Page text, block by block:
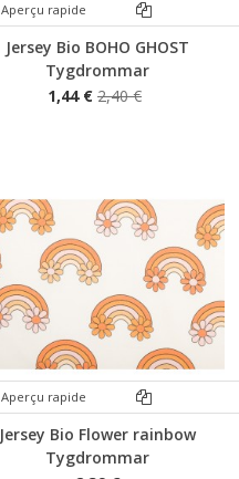
Aperçu rapide
Jersey Bio BOHO GHOST
Tygdrommar
1,44 € 2,40 €
Aperçu rapide
Jersey Bio Flower rainbow
Tygdrommar